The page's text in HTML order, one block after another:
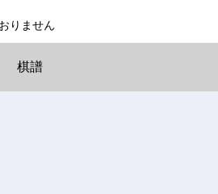
りません
棋譜